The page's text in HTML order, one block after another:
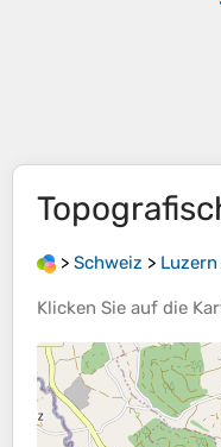
> Schweiz > Luzern
Klicken Sie auf die